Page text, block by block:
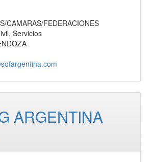
CAMARAS/FEDERACIONES
Servicios
ARGENTINA